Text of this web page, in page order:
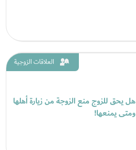
العلاقات الزوجية
هل يحق للزوج منع الزوجة من زيارة أهلها
ومتى يمنعها!